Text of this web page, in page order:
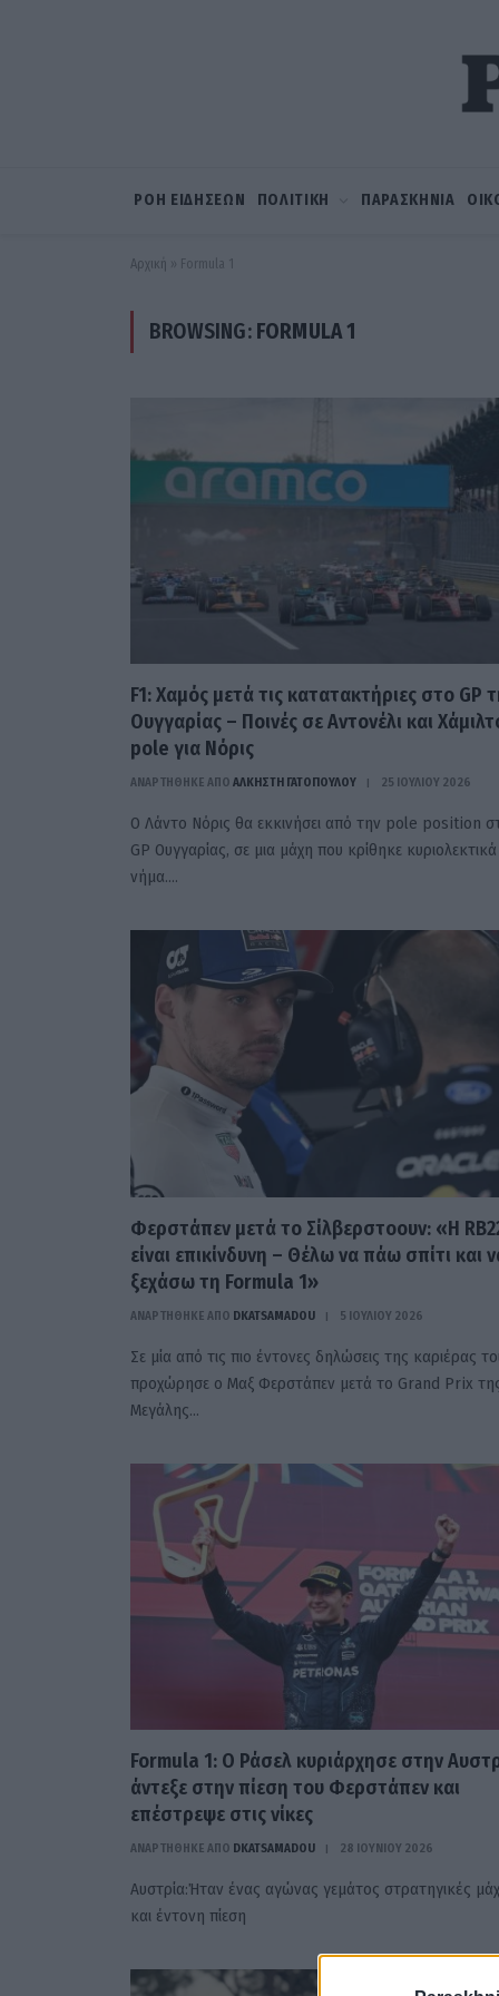
ΡΟΗ ΕΙΔΗΣΕΩΝ ΠΟΛΙΤΙΚΗ ΠΑΡΑΣΚΗΝΙΑ
Αρχική » Formula 1
BROWSING: FORMULA 1
F1: Χαμός μετά τις κατατακτήριες στο GP
Ουγγαρίας – Ποινές σε Αντονέλι και
pole για Νόρις
ΑΝΑΡΤΗΘΗΚΕ ΑΠΟ ΆΛΚΗΣΤΗ ΓΑΤΟΠΟΎΛΟΥ 25 ΙΟΥΛΊΟΥ 2026
Ο Λάντο Νόρις θα εκκινήσει από την pole position
GP Ουγγαρίας, σε μια μάχη που κρίθηκε
νήμα.…
Φερστάπεν μετά το Σίλβερστοουν: «Η
είναι επικίνδυνη – Θέλω να πάω σπίτι και
ξεχάσω τη Formula 1»
ΑΝΑΡΤΗΘΗΚΕ ΑΠΟ DKATSAMADOU 5 ΙΟΥΛΊΟΥ 2026
Σε μία από τις πιο έντονες δηλώσεις της καριέρας
προχώρησε ο Μαξ Φερστάπεν μετά το Grand Prix
Μεγάλης…
Formula 1: Ο Ράσελ κυριάρχησε στην
άντεξε στην πίεση του Φερστάπεν και
επέστρεψε στις νίκες
ΑΝΑΡΤΗΘΗΚΕ ΑΠΟ DKATSAMADOU 28 ΙΟΥΝΊΟΥ 2026
Αυστρία:Ήταν ένας αγώνας γεμάτος στρατηγικές
και έντονη πίεση